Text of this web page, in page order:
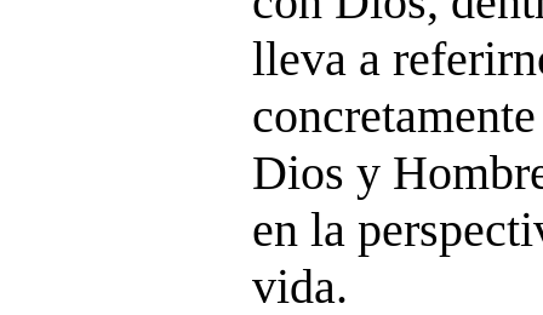
lleva a
Dios y
en la
vida.